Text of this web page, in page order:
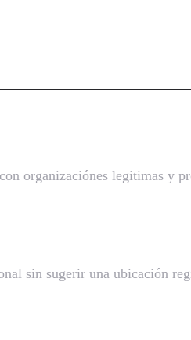
organizaciónes legitimas y
sin sugerir una ubicación